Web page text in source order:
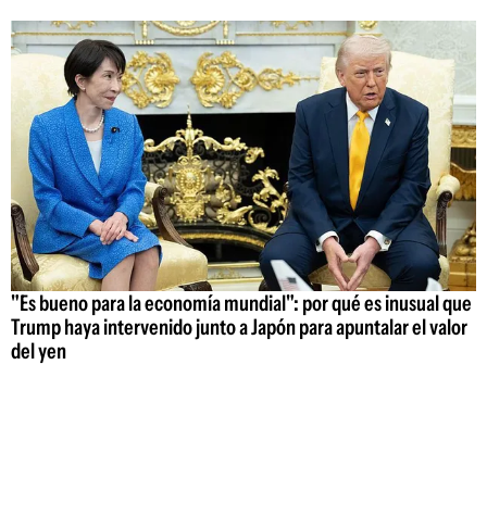
"Es bueno para la economía mundial": por qué es inusual que
Trump haya intervenido junto a Japón para apuntalar el valor
del yen